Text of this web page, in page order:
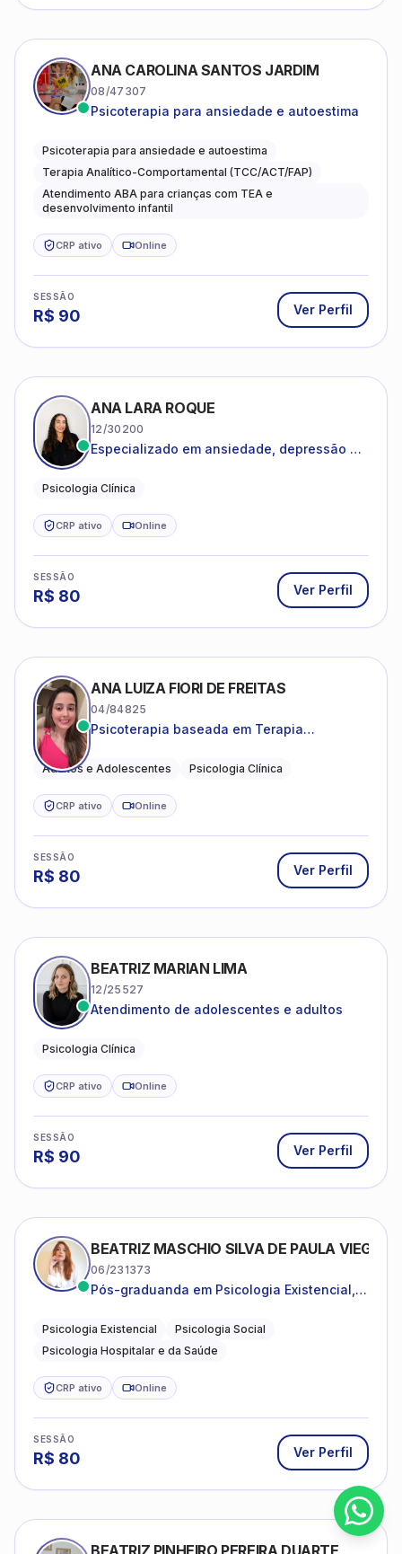
ANA CAROLINA SANTOS JARDIM
08/47307
Psicoterapia para ansiedade e autoestima
Psicoterapia para ansiedade e autoestima
Terapia Analítico-Comportamental (TCC/ACT/FAP)
Atendimento ABA para crianças com TEA e
desenvolvimento infantil
CRP ativo Online
SESSÃO
R$ 90 Ver Perfil
ANA LARA ROQUE
12/30200
Especializado em ansiedade, depressão e
Psicologia Clínica
CRP ativo Online
SESSÃO
R$ 80 Ver Perfil
ANA LUIZA FIORI DE FREITAS
04/84825
Psicoterapia baseada em Terapia
Adultos e Adolescentes Psicologia Clínica
CRP ativo Online
SESSÃO
R$ 80 Ver Perfil
BEATRIZ MARIAN LIMA
12/25527
Atendimento de adolescentes e adultos
Psicologia Clínica
CRP ativo Online
SESSÃO
R$ 90 Ver Perfil
BEATRIZ MASCHIO SILVA DE PAULA VIEGAS
06/231373
Pós-graduanda em Psicologia Existencial,
da Saúde.
Psicologia Existencial
Psicologia Social
Psicologia Hospitalar e da Saúde
CRP ativo Online
SESSÃO
R$ 80 Ver Perfil
BEATRIZ PINHEIRO PEREIRA DUARTE